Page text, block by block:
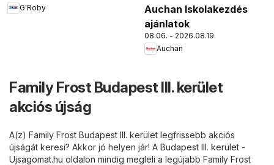
G'Roby
Auchan Iskolakezdés
ajánlatok
08.06. - 2026.08.19.
Auchan
Family Frost Budapest III. kerület
akciós újság
A(z) Family Frost Budapest III. kerület legfrissebb akciós
újságát keresi? Akkor jó helyen jár! A Budapest III. kerület -
Ujsagomat.hu oldalon mindig megleli a legújabb Family Frost